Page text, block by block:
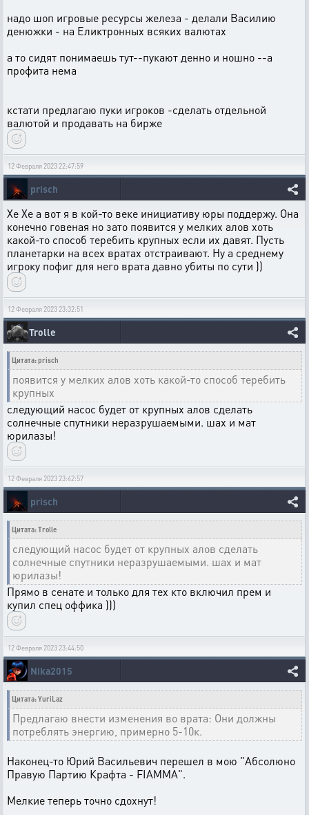
надо шоп игровые ресурсы железа - делали Василию
денюжки - на Еликтронных всяких валютах
а то сидят понимаешь тут--пукают денно и ношно --а
профита нема
кстати предлагаю пуки игроков -сделать отдельной
валютой и продавать на бирже
12 Февраля 2023 22:47:59
prisch
Хе Хе а вот я в кой-то веке инициативу юры поддержу. Она
конечно говеная но зато появится у мелких алов хоть
какой-то способ теребить крупных если их давят. Пусть
планетарки на всех вратах отстраивают. Ну а среднему
игроку пофиг для него врата давно убиты по сути ))
12 Февраля 2023 23:32:51
Trolle
Цитата: prisch
появится у мелких алов хоть какой-то способ теребить
крупных
следующий насос будет от крупных алов сделать
солнечные спутники неразрушаемыми. шах и мат
юрилазы!
12 Февраля 2023 23:42:57
prisch
Цитата: Trolle
следующий насос будет от крупных алов сделать
солнечные спутники неразрушаемыми. шах и мат
юрилазы!
Прямо в сенате и только для тех кто включил прем и
купил спец оффика )))
12 Февраля 2023 23:44:50
Nika2015
Цитата: YuriLaz
Предлагаю внести изменения во врата: Они должны
потреблять энергию, примерно 5-10к.
Наконец-то Юрий Васильевич перешел в мою "Абсолюно
Правую Партию Крафта - FIAMMA".
Мелкие теперь точно сдохнут!